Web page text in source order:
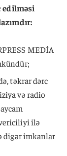
edilməsi
MEDİA
təkrar dərc
və radio
ilə
digər imkanlar